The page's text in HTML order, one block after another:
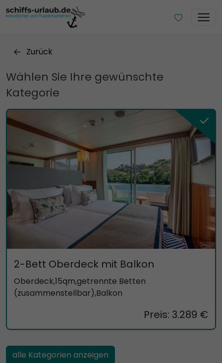
Zurück
Wählen Sie Ihre gewünschte
Kategorie
2-Bett Oberdeck mit Balkon
Oberdeck,15qm,getrennte Betten
(zusammenstellbar),Balkon
Preis: 3.289 €
alle Kategorien anzeigen